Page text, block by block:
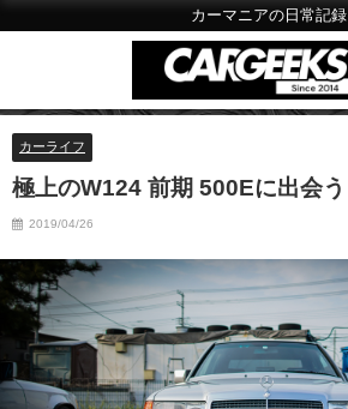
カーマニアの日常記録
カーライフ
極上のW124 前期 500Eに出会う
2019/04/26